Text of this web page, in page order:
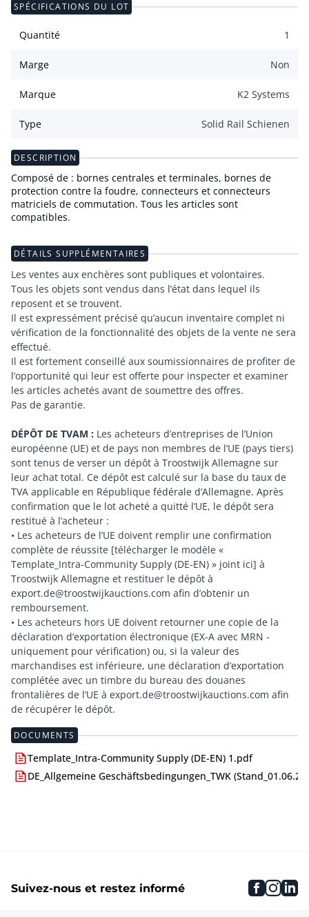
SPÉCIFICATIONS DU LOT
Quantité 1
Marge Non
Marque K2 Systems
Type Solid Rail Schienen
DESCRIPTION
Composé de : bornes centrales et terminales, bornes de
protection contre la foudre, connecteurs et connecteurs
matriciels de commutation. Tous les articles sont
compatibles.
DÉTAILS SUPPLÉMENTAIRES
Les ventes aux enchères sont publiques et volontaires.
Tous les objets sont vendus dans l’état dans lequel ils
reposent et se trouvent.
Il est expressément précisé qu’aucun inventaire complet ni
vérification de la fonctionnalité des objets de la vente ne sera
effectué.
Il est fortement conseillé aux soumissionnaires de profiter de
l’opportunité qui leur est offerte pour inspecter et examiner
les articles achetés avant de soumettre des offres.
Pas de garantie.
DÉPÔT DE TVAM : Les acheteurs d’entreprises de l’Union
européenne (UE) et de pays non membres de l’UE (pays tiers)
sont tenus de verser un dépôt à Troostwijk Allemagne sur
leur achat total. Ce dépôt est calculé sur la base du taux de
TVA applicable en République fédérale d’Allemagne. Après
confirmation que le lot acheté a quitté l’UE, le dépôt sera
restitué à l’acheteur :
• Les acheteurs de l’UE doivent remplir une confirmation
complète de réussite [télécharger le modèle «
Template_Intra-Community Supply (DE-EN) » joint ici] à
Troostwijk Allemagne et restituer le dépôt à
export.de@troostwijkauctions.com afin d’obtenir un
remboursement.
• Les acheteurs hors UE doivent retourner une copie de la
déclaration d’exportation électronique (EX-A avec MRN -
uniquement pour vérification) ou, si la valeur des
marchandises est inférieure, une déclaration d’exportation
complétée avec un timbre du bureau des douanes
frontalières de l’UE à export.de@troostwijkauctions.com afin
DOCUMENTS
Template_Intra-Community Supply (DE-EN) 1.pdf
DE_Allgemeine Geschäftsbedingungen_TWK
Suivez-nous et restez informé